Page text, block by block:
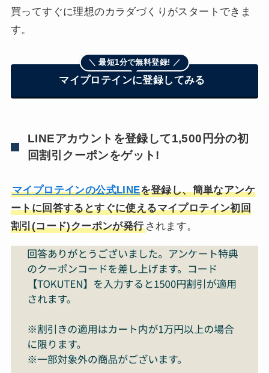
買ってすぐに理想のカラダづくりがスタートできま
す。
＼ 最短1分で無料登録! ／
マイプロテインに登録してみる
LINEアカウントを登録して1,500円分の初
回割引クーポンをゲット!
マイプロテインの公式LINEを登録し、簡単なアンケ
ートに回答するとすぐに使えるマイプロテイン初回
割引(コード)クーポンが発行されます。